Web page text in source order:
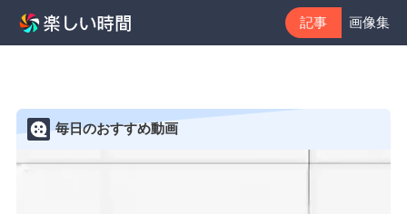
記事 画像集
毎日のおすすめ動画